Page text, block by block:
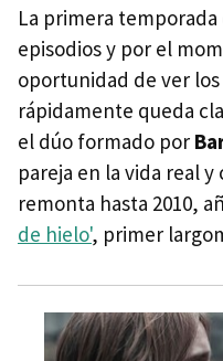
La primera
episodios y por el
oportunidad de ver
rápidamente queda
el dúo formado por
pareja en la vida real
remonta hasta 2010,
de hielo', primer